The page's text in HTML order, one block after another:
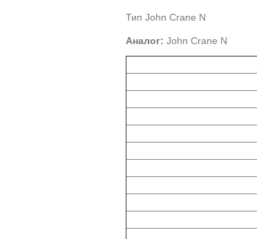
Тип John Crane N
Аналог: John Crane N